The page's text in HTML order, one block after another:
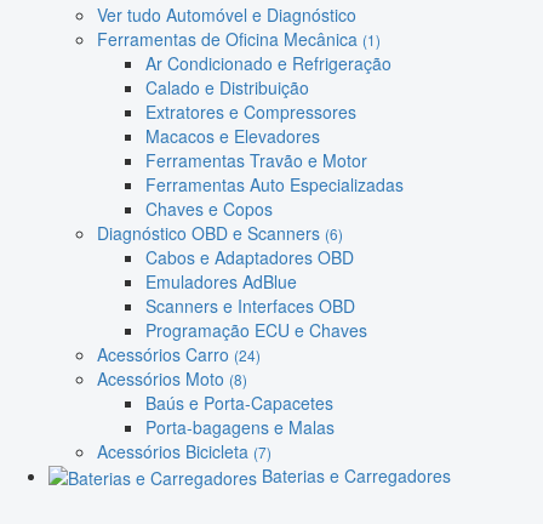
Ver tudo Automóvel e Diagnóstico
Ferramentas de Oficina Mecânica (1)
Ar Condicionado e Refrigeração
Calado e Distribuição
Extratores e Compressores
Macacos e Elevadores
Ferramentas Travão e Motor
Ferramentas Auto Especializadas
Chaves e Copos
Diagnóstico OBD e Scanners (6)
Cabos e Adaptadores OBD
Emuladores AdBlue
Scanners e Interfaces OBD
Programação ECU e Chaves
Acessórios Carro (24)
Acessórios Moto (8)
Baús e Porta-Capacetes
Porta-bagagens e Malas
Acessórios Bicicleta (7)
Baterias e Carregadores